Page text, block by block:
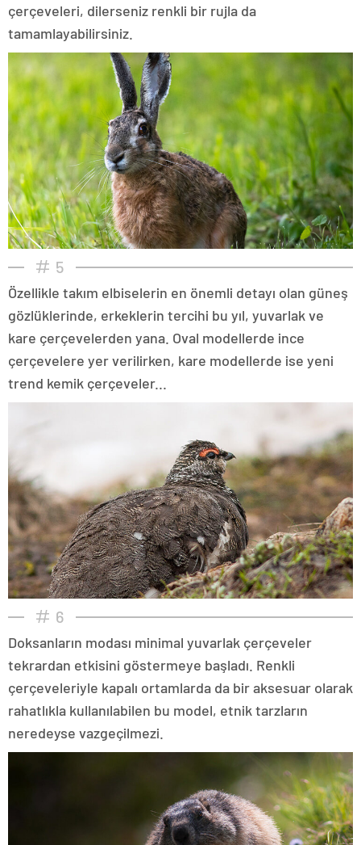
çerçeveleri, dilerseniz renkli bir rujla da
tamamlayabilirsiniz.
5
Özellikle takım elbiselerin en önemli detayı olan güneş
gözlüklerinde, erkeklerin tercihi bu yıl, yuvarlak ve
kare çerçevelerden yana. Oval modellerde ince
çerçevelere yer verilirken, kare modellerde ise yeni
trend kemik çerçeveler...
6
Doksanların modası minimal yuvarlak çerçeveler
tekrardan etkisini göstermeye başladı. Renkli
çerçeveleriyle kapalı ortamlarda da bir aksesuar olarak
rahatlıkla kullanılabilen bu model, etnik tarzların
neredeyse vazgeçilmezi.